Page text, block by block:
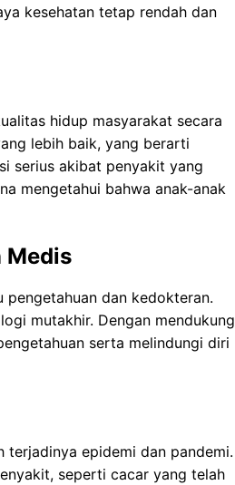
kesehatan tetap rendah dan
hidup masyarakat secara
lebih baik, yang berarti
serius akibat penyakit yang
mengetahui bahwa anak-anak
Medis
dan kedokteran.
mutakhir. Dengan mendukung
serta melindungi diri
terjadinya epidemi dan pandemi.
seperti cacar yang telah